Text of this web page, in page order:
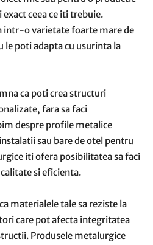
ceea ce iti trebuie.
intr-o varietate foarte mare de
poti adapta cu usurinta la
ca poti crea structuri
fara sa faci
despre profile metalice
sau bare de otel pentru
iti ofera posibilitatea sa faci
si eficienta.
materialele tale sa reziste la
care pot afecta integritatea
Produsele metalurgice